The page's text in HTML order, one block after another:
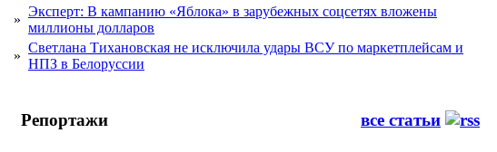
»
Эксперт: В кампанию «Яблока» в зарубежных соцсетях вложены
миллионы долларов
»
Светлана Тихановская не исключила удары ВСУ по маркетплейсам и
НПЗ в Белоруссии
Репортажи все статьи